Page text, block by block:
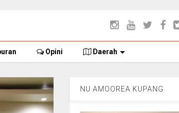
Opini Daerah
NU AMOOREA KUPANG